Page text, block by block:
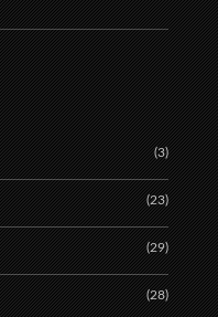
(3)
(23)
(29)
(28)